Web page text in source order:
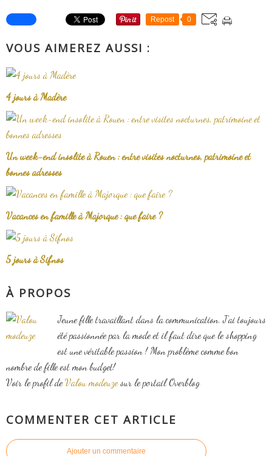
Repost 0
VOUS AIMEREZ AUSSI :
4 jours à Madère
Un week-end insolite à Rouen : entre visites nocturnes, patrimoine et
bonnes adresses
Vacances en famille à Majorque : que faire ?
5 jours à Sifnos
À PROPOS
Jeune fille travaillant dans la communication. J'ai toujours
été passionnée par la mode et il faut dire que le shopping
est une véritable passion ! Mon problème comme bon
nombre de fille est mon budget!
Voir le profil deValou modeuzesur le portail Overblog
COMMENTER CET ARTICLE
Ajouter un commentaire